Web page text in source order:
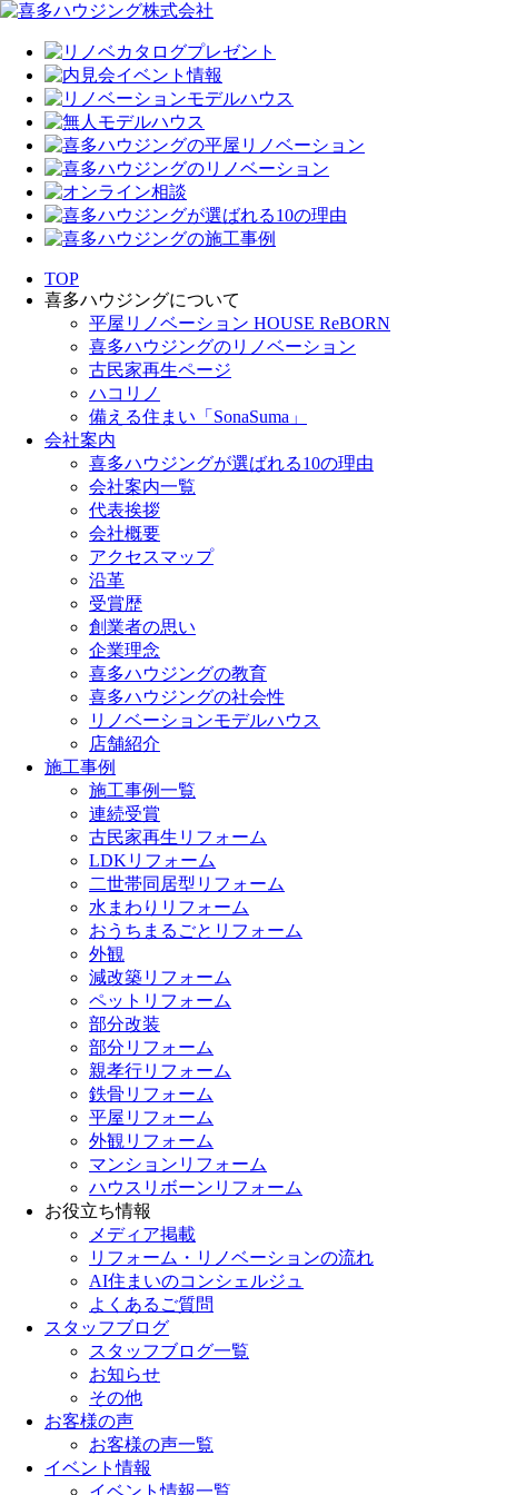
TOP
喜多ハウジングについて
平屋リノベーション HOUSE ReBORN
喜多ハウジングのリノベーション
古民家再生ページ
ハコリノ
備える住まい「SonaSuma」
会社案内
喜多ハウジングが選ばれる10の理由
会社案内一覧
代表挨拶
会社概要
アクセスマップ
沿革
受賞歴
創業者の思い
企業理念
喜多ハウジングの教育
喜多ハウジングの社会性
リノベーションモデルハウス
店舗紹介
施工事例
施工事例一覧
連続受賞
古民家再生リフォーム
LDKリフォーム
二世帯同居型リフォーム
水まわりリフォーム
おうちまるごとリフォーム
外観
減改築リフォーム
ペットリフォーム
部分改装
部分リフォーム
親孝行リフォーム
鉄骨リフォーム
平屋リフォーム
外観リフォーム
マンションリフォーム
ハウスリボーンリフォーム
お役立ち情報
メディア掲載
リフォーム・リノベーションの流れ
AI住まいのコンシェルジュ
よくあるご質問
スタッフブログ
スタッフブログ一覧
お知らせ
その他
お客様の声
お客様の声一覧
イベント情報
イベント情報一覧